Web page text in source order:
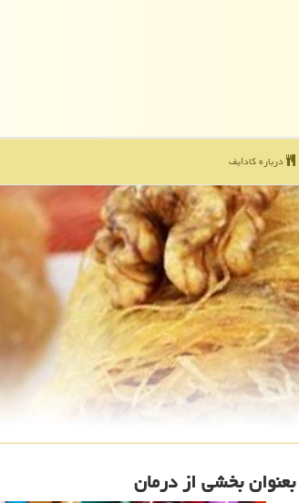
درباره كادایف
بخشی از درمان